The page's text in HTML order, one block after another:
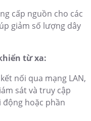
cấp nguồn cho các
giảm số lượng dây
từ xa:
nối qua mạng LAN,
sát và truy cập
hoặc phần